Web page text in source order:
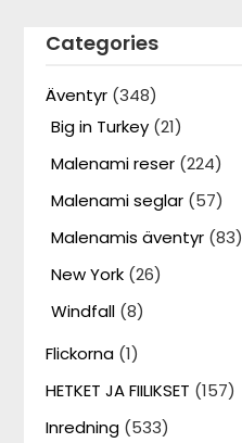
Categories
Äventyr (348)
Big in Turkey (21)
Malenami reser (224)
Malenami seglar (57)
Malenamis äventyr (83)
New York (26)
Windfall (8)
Flickorna (1)
HETKET JA FIILIKSET (157)
Inredning (533)